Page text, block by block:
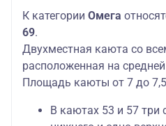
К категории Омега
69.
Двухместная каюта со
расположенная на
Площадь каюты от 7 до
В каютах 53 и 57 три